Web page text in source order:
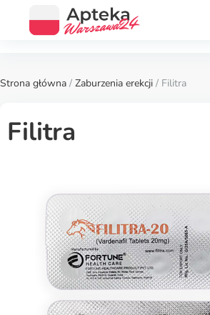
Strona główna / Zaburzenia erekcji / Filitra
Filitra